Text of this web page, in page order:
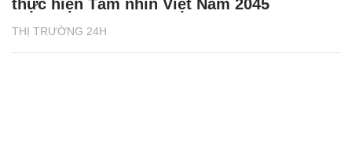
THỊ TRƯỜNG 24H
thực hiện Tầm nhìn Việt Nam 2045